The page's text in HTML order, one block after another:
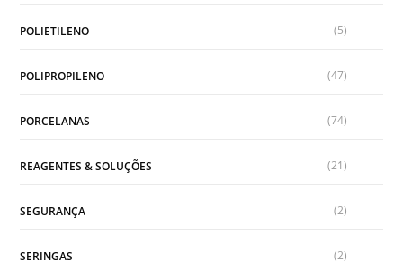
POLIETILENO (5)
POLIPROPILENO (47)
PORCELANAS (74)
REAGENTES & SOLUÇÕES (21)
SEGURANÇA (2)
SERINGAS (2)